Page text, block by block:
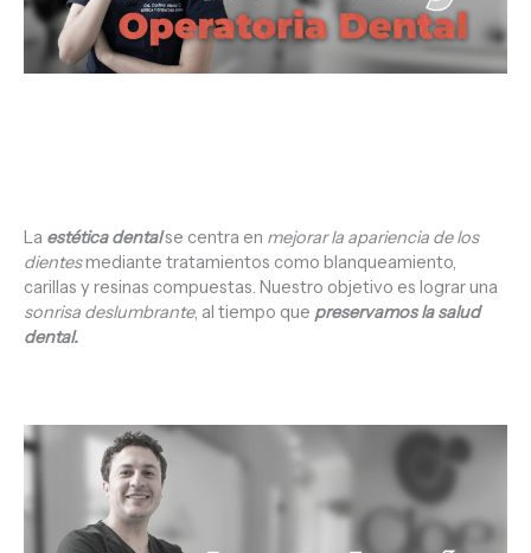
La estética dentalse centra en mejorar la apariencia de los
dientesmediante tratamientos como blanqueamiento,
carillas y resinas compuestas. Nuestro objetivo es lograr una
sonrisa deslumbrante, al tiempo que preservamos la salud
dental.